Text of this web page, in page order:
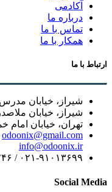
آکادمی
درباره ما
تماس با ما
همکار با ما
ارتباط با ما
شیراز، خیابان
شیراز، خیابان
تهران، خیابان امام
odoonix@gmail.com
info@odoonix.ir
۰۲۱-۹۱۰۱۳۶۹۹ / ۰۹۹۶۱۲۳۹۷۴۶ / ۰۹۱۰۱۹۸۱۷۱۳-۱۴
Social Media